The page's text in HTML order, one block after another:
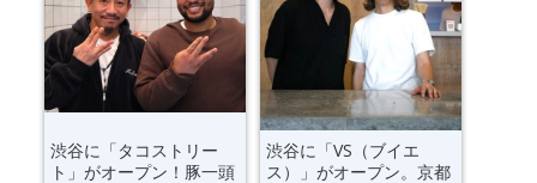
渋谷に「タコストリー
ト」がオープン！豚一頭
渋谷に「VS（ブイエ
ス）」がオープン。京都